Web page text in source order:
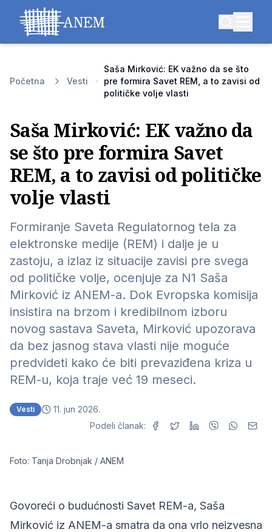
Početna Vesti
Saša Mirković: EK važno da se što
pre formira Savet REM, a to zavisi od
političke volje vlasti
Saša Mirković: EK važno da
se što pre formira Savet
REM, a to zavisi od političke
volje vlasti
Formiranje Saveta Regulatornog tela za
elektronske medije (REM) i dalje je u
zastoju, a izlaz iz situacije zavisi pre svega
od političke volje, ocenjuje za N1 Saša
Mirković iz ANEM-a. Dok Evropska komisija
insistira na brzom i kredibilnom izboru
novog sastava Saveta, Mirković upozorava
da bez jasnog stava vlasti nije moguće
predvideti kako će biti prevaziđena kriza u
REM-u, koja traje već 19 meseci.
Vesti
11. jun 2026.
Podeli članak:
Foto: Tanja Drobnjak / ANEM
Govoreći o budućnosti Savet REM-a, Saša
Mirković iz ANEM-a smatra da ona vrlo neizvesna